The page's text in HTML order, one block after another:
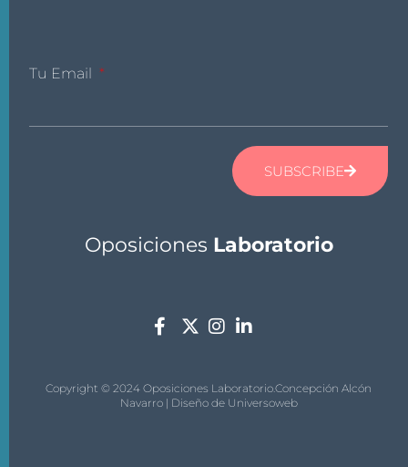
Tu Email
SUBSCRIBE
Oposiciones Laboratorio
Copyright © 2024 Oposiciones Laboratorio.Concepción Alcón
Navarro | Diseño de Universoweb